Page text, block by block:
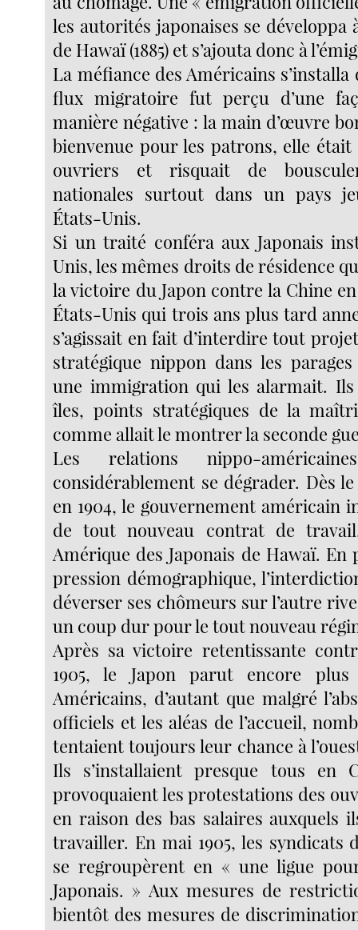
les autorités japonaises se
de Hawaï (1885) et s’ajouta donc à
La méfiance des Américains
flux migratoire fut perçu d’une
manière négative : la main d’œuvre
bienvenue pour les patrons, elle
ouvriers et risquait de
nationales surtout dans un pays
États-Unis.
Si un traité conféra aux Japonais
Unis, les mêmes droits de résidence
la victoire du Japon contre la Chine en
États-Unis qui trois ans plus tard
s’agissait en fait d’interdire tout
stratégique nippon dans les
une immigration qui les alarmait.
îles, points stratégiques de la
comme allait le montrer la seconde
Les relations nippo-
considérablement se dégrader. Dès
en 1904, le gouvernement américain
de tout nouveau contrat de
Amérique des Japonais de Hawaï.
pression démographique,
déverser ses chômeurs sur l’autre
un coup dur pour le tout nouveau
Après sa victoire retentissante
1905, le Japon parut encore plus
Américains, d’autant que malgré
officiels et les aléas de l’accueil,
tentaient toujours leur chance à
Ils s’installaient presque tous en
provoquaient les protestations des
en raison des bas salaires auxquels
travailler. En mai 1905, les syndicats
se regroupèrent en « une ligue
Japonais. » Aux mesures de
bientôt des mesures de